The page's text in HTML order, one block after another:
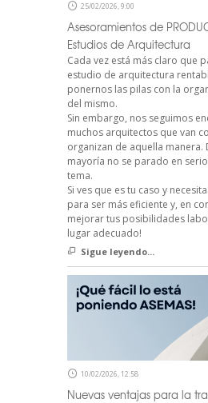
25/02/2026, 9:00
Asesoramientos de
Estudios de Arquitectura
Cada vez está más claro que
estudio de arquitectura
ponernos las pilas con la
del mismo.
Sin embargo, nos seguimos
muchos arquitectos que van
organizan de aquella manera.
mayoría no se parado en
tema.
Si ves que es tu caso y
para ser más eficiente y, en
mejorar tus posibilidades
lugar adecuado!
Sigue leyendo...
10/02/2026, 12:58
Nuevas ventajas para la